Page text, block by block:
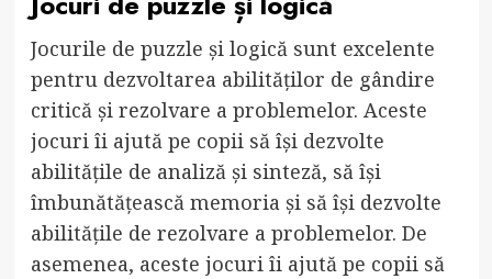
Jocurile de puzzle și logică sunt excelente
pentru dezvoltarea abilităților de gândire
critică și rezolvare a problemelor. Aceste
jocuri îi ajută pe copii să își dezvolte
abilitățile de analiză și sinteză, să își
îmbunătățească memoria și să își dezvolte
abilitățile de rezolvare a problemelor. De
asemenea, aceste jocuri îi ajută pe copii să